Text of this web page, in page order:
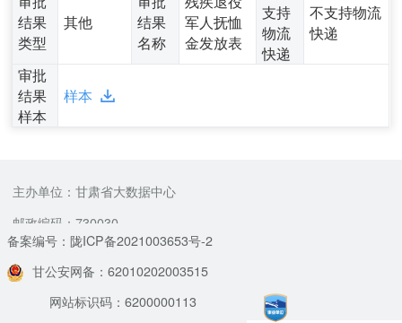
结果
类型
其他
结果
名称
军人抚恤
金发放表
支持
物流
快递
不支持物流
快递
审批
结果
样本
样本
主办单位：甘肃省大数据中心
邮政编码：730030
备案编号：陇ICP备2021003653号-2
甘公安网备：62010202003515
网站标识码：6200000113